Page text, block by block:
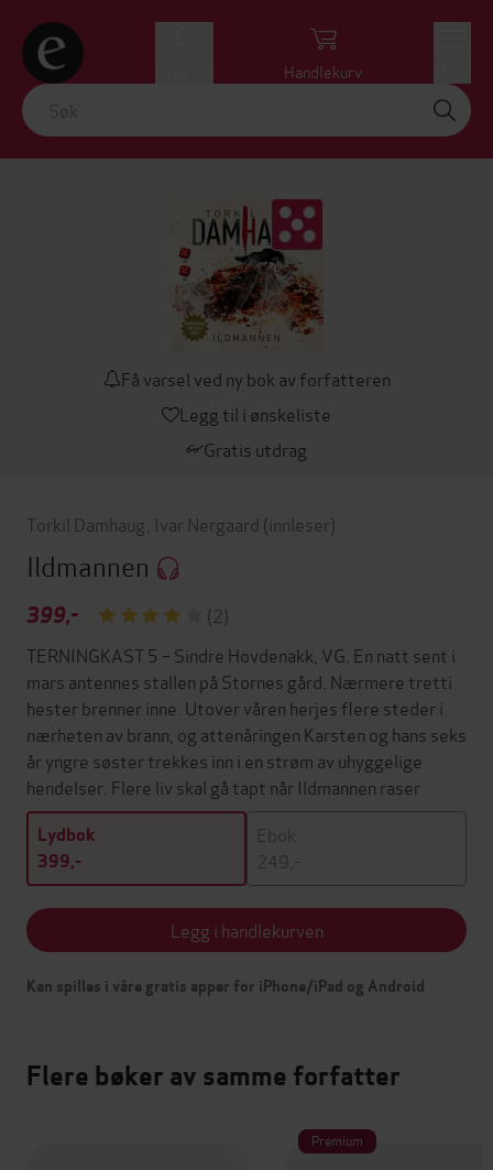
Handlekurv
Få varsel ved ny bok av forfatteren
Legg til i ønskeliste
Gratis utdrag
Torkil Damhaug Ivar Nergaard (innleser)
Ildmannen
399,-
(2)
TERNINGKAST 5 – Sindre Hovdenakk, VG. En natt sent i
mars antennes stallen på Stornes gård. Nærmere tretti
hester brenner inne. Utover våren herjes flere steder i
nærheten av brann, og attenåringen Karsten og hans seks
år yngre søster trekkes inn i en strøm av uhyggelige
hendelser. Flere liv skal gå tapt når Ildmannen raser
Lydbok
399,-
Ebok
249,-
Legg i handlekurven
Kan spilles i våre gratis apper for iPhone/iPad og Android
Flere bøker av samme forfatter
Premium